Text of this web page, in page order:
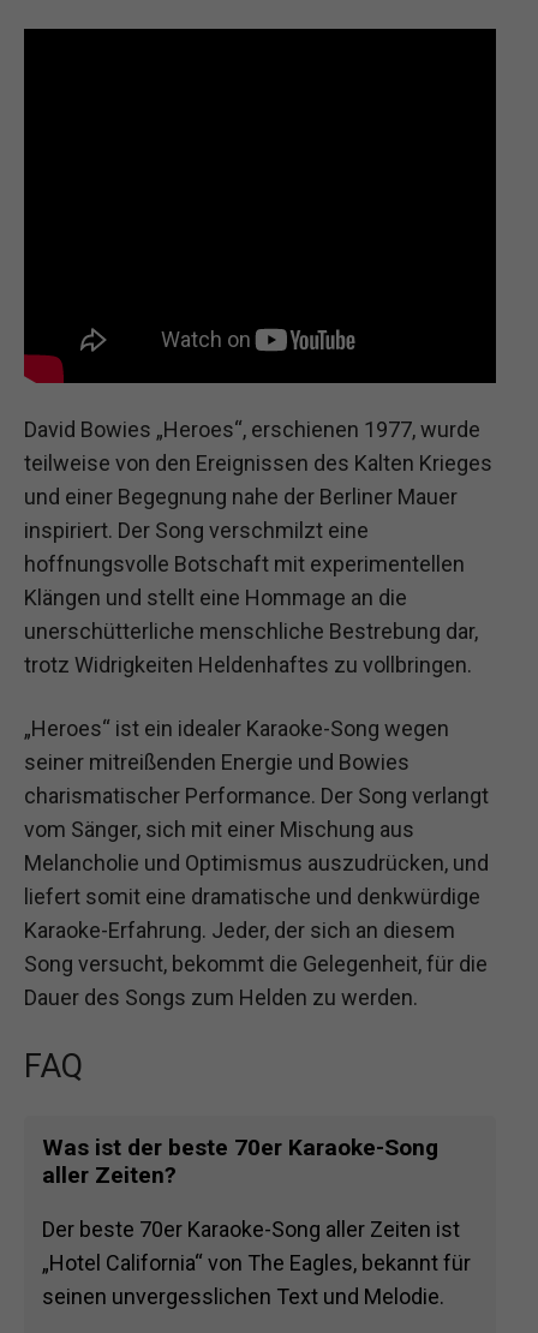
David Bowies „Heroes“, erschienen 1977, wurde
teilweise von den Ereignissen des Kalten Krieges
und einer Begegnung nahe der Berliner Mauer
inspiriert. Der Song verschmilzt eine
hoffnungsvolle Botschaft mit experimentellen
Klängen und stellt eine Hommage an die
unerschütterliche menschliche Bestrebung dar,
trotz Widrigkeiten Heldenhaftes zu vollbringen.
„Heroes“ ist ein idealer Karaoke-Song wegen
seiner mitreißenden Energie und Bowies
charismatischer Performance. Der Song verlangt
vom Sänger, sich mit einer Mischung aus
Melancholie und Optimismus auszudrücken, und
liefert somit eine dramatische und denkwürdige
Karaoke-Erfahrung. Jeder, der sich an diesem
Song versucht, bekommt die Gelegenheit, für die
Dauer des Songs zum Helden zu werden.
FAQ
Was ist der beste 70er Karaoke-Song
aller Zeiten?
Der beste 70er Karaoke-Song aller Zeiten ist
„Hotel California“ von The Eagles, bekannt für
seinen unvergesslichen Text und Melodie.